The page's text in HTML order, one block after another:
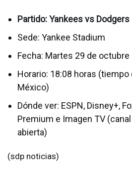
Partido: Yankees vs Dodgers
Sede: Yankee Stadium
Fecha: Martes 29 de octubre
Horario: 18:08 horas
México)
Dónde ver: ESPN, Disney+,
Premium e Imagen TV
abierta)
(sdp noticias)